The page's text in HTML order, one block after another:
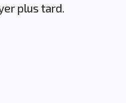
plus tard.